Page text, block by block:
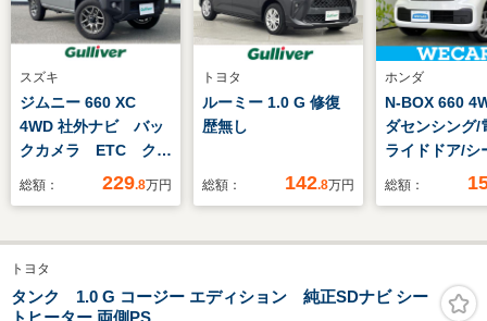
スズキ
ジムニー 660 XC
4WD 社外ナビ バッ
クカメラ ETC クル
ーズコントロール 横
ントコントロール
LEDオートライト フ
ォグライト ヘッドラ
総額： 229.8万円
トヨタ
ルーミー 1.0 G 修復
歴無し
総額： 142.8万円
ホンダ
N-BOX 660
ダセンシング/
ライドドア/シ
ーター 前席/
付ABS/横滑り
ップ/禁煙車/
総額：
トヨタ
タンク 1.0 G コージー エディション 純正SDナビ シー
トヒーター 両側PS